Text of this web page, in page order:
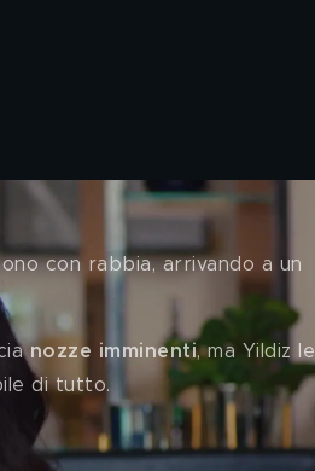
con rabbia, arrivando a un
nozze imminenti, ma Yildiz le
di tutto.